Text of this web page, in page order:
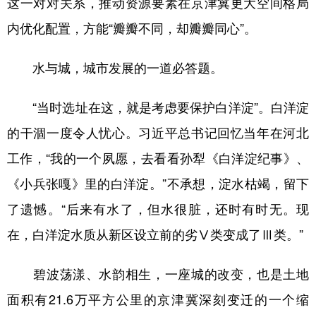
这一对对关系，推动资源要素在京津冀更大空间格局
内优化配置，方能“瓣瓣不同，却瓣瓣同心”。
水与城，城市发展的一道必答题。
“当时选址在这，就是考虑要保护白洋淀”。白洋淀
的干涸一度令人忧心。习近平总书记回忆当年在河北
工作，“我的一个夙愿，去看看孙犁《白洋淀纪事》、
《小兵张嘎》里的白洋淀。”不承想，淀水枯竭，留下
了遗憾。“后来有水了，但水很脏，还时有时无。现
在，白洋淀水质从新区设立前的劣Ⅴ类变成了Ⅲ类。”
碧波荡漾、水韵相生，一座城的改变，也是土地
面积有21.6万平方公里的京津冀深刻变迁的一个缩